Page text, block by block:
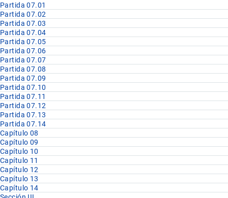
Partida 07.01
Partida 07.02
Partida 07.03
Partida 07.04
Partida 07.05
Partida 07.06
Partida 07.07
Partida 07.08
Partida 07.09
Partida 07.10
Partida 07.11
Partida 07.12
Partida 07.13
Partida 07.14
Capítulo 08
Capítulo 09
Capítulo 10
Capítulo 11
Capítulo 12
Capítulo 13
Capítulo 14